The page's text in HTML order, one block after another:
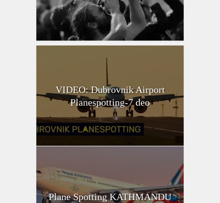
VIDEO: Dubrovnik Airport
Planespotting-7 deo
Plane Spotting KATHMANDU